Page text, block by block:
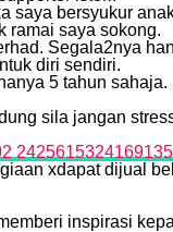
saya bersyukur
ramai saya sokong.
Segala2nya
diri sendiri.
5 tahun
sila jangan
xdapat dijual
inspirasi